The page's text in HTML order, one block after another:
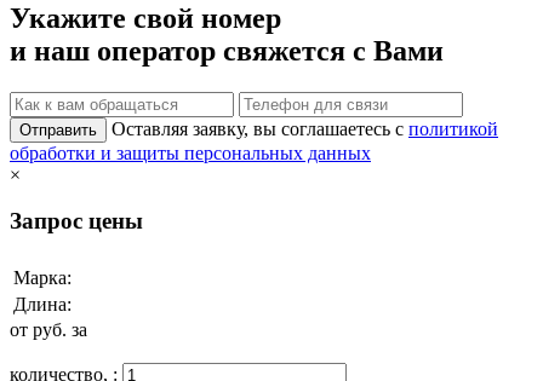
Укажите свой номер
и наш оператор свяжется с Вами
Отправить Оставляя заявку, вы соглашаетесь с политикой
обработки и защиты персональных данных
×
Запрос цены
Марка:
Длина:
от руб. за
количество, :